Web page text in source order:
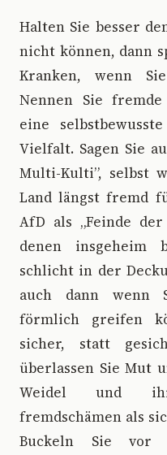
Halten Sie besser
nicht können, dann
Kranken, wenn
Nennen Sie
eine
Vielfalt. Sagen Sie
Multi-Kulti”, selbst
Land längst fremd
AfD als „Feinde
denen insgeheim
schlicht in der
auch dann wenn
förmlich greifen
sicher, statt
überlassen Sie Mut
Weidel und
fremdschämen als
Buckeln Sie vor